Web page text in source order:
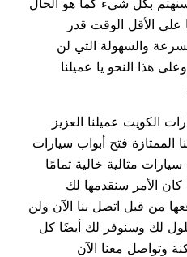
على الأقل الوقت قدر
والسهولة التي لن
هذا النحو يا عميلنا
الكويت عميلنا العزيز
الممتازة فتح أبواب سيارات
مثالية خالية تمامًا
الأمر سنقدمها لك
من قبل اتصل بنا الآن ولن
لك وسنوفر لك أيضًا كل
وتواصل معنا الآن